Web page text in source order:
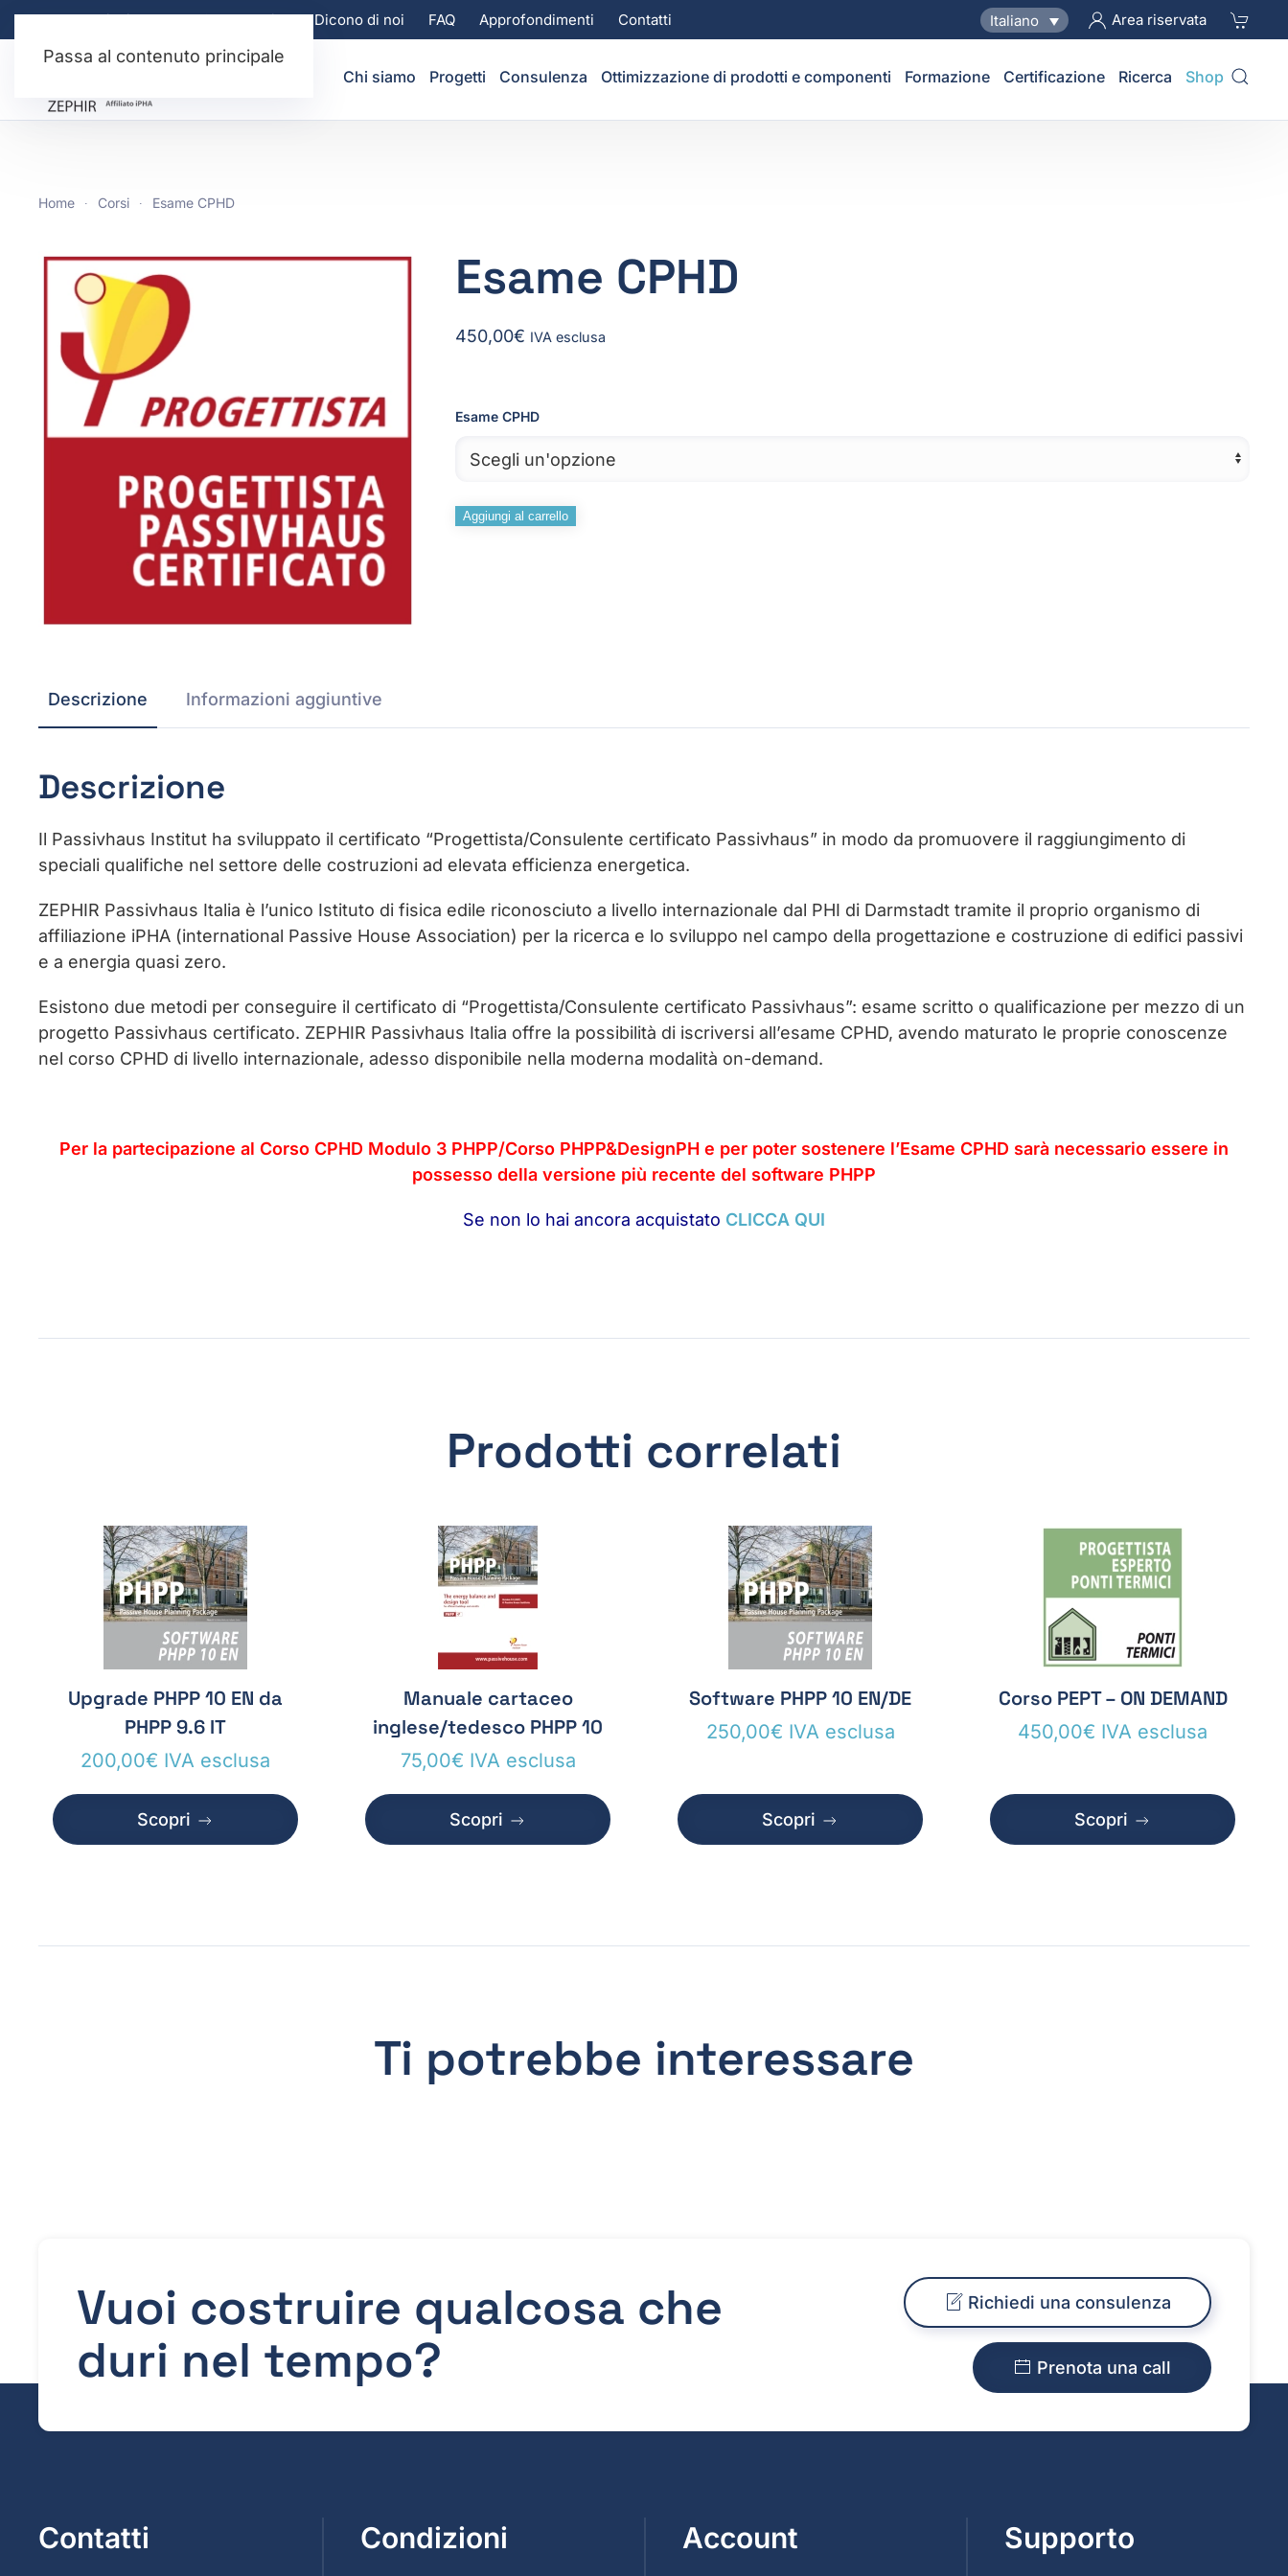
Passa al contenuto principale
Il Metodo italiano per la Casa Passiva Dicono di noi FAQ Approfondimenti Contatti Italiano Area riservata
Chi siamo Progetti Consulenza Ottimizzazione di prodotti e componenti Formazione Certificazione Ricerca Shop
Home Corsi Esame CPHD
Esame CPHD
450,00€ IVA esclusa
Esame CPHD
Esame
Aggiungi al carrello
Descrizione Informazioni aggiuntive
Descrizione
Il Passivhaus Institut ha sviluppato il certificato “Progettista/Consulente certificato Passivhaus” in modo da promuovere il raggiungimento di
speciali qualifiche nel settore delle costruzioni ad elevata efficienza energetica.
ZEPHIR Passivhaus Italia è l’unico Istituto di fisica edile riconosciuto a livello internazionale dal PHI di Darmstadt tramite il proprio organismo di
affiliazione iPHA (international Passive House Association) per la ricerca e lo sviluppo nel campo della progettazione e costruzione di edifici passivi
e a energia quasi zero.
Esistono due metodi per conseguire il certificato di “Progettista/Consulente certificato Passivhaus”: esame scritto o qualificazione per mezzo di un
progetto Passivhaus certificato. ZEPHIR Passivhaus Italia offre la possibilità di iscriversi all’esame CPHD, avendo maturato le proprie conoscenze
nel corso CPHD di livello internazionale, adesso disponibile nella moderna modalità on-demand.
Per la partecipazione al Corso CPHD Modulo 3 PHPP/Corso PHPP&DesignPH e per poter sostenere l’Esame CPHD sarà necessario essere in
possesso della versione più recente del software PHPP
Se non lo hai ancora acquistato CLICCA QUI
Prodotti correlati
Upgrade PHPP 10 EN da
PHPP 9.6 IT
200,00€ IVA esclusa
Scopri
Manuale cartaceo
inglese/tedesco PHPP 10
75,00€ IVA esclusa
Scopri
Software PHPP 10 EN/DE
250,00€ IVA esclusa
Scopri
Corso PEPT – ON DEMAND
450,00€ IVA esclusa
Scopri
Ti potrebbe interessare
Vuoi costruire qualcosa che
duri nel tempo?
Richiedi una consulenza
Prenota una call
Contatti Condizioni Account Supporto